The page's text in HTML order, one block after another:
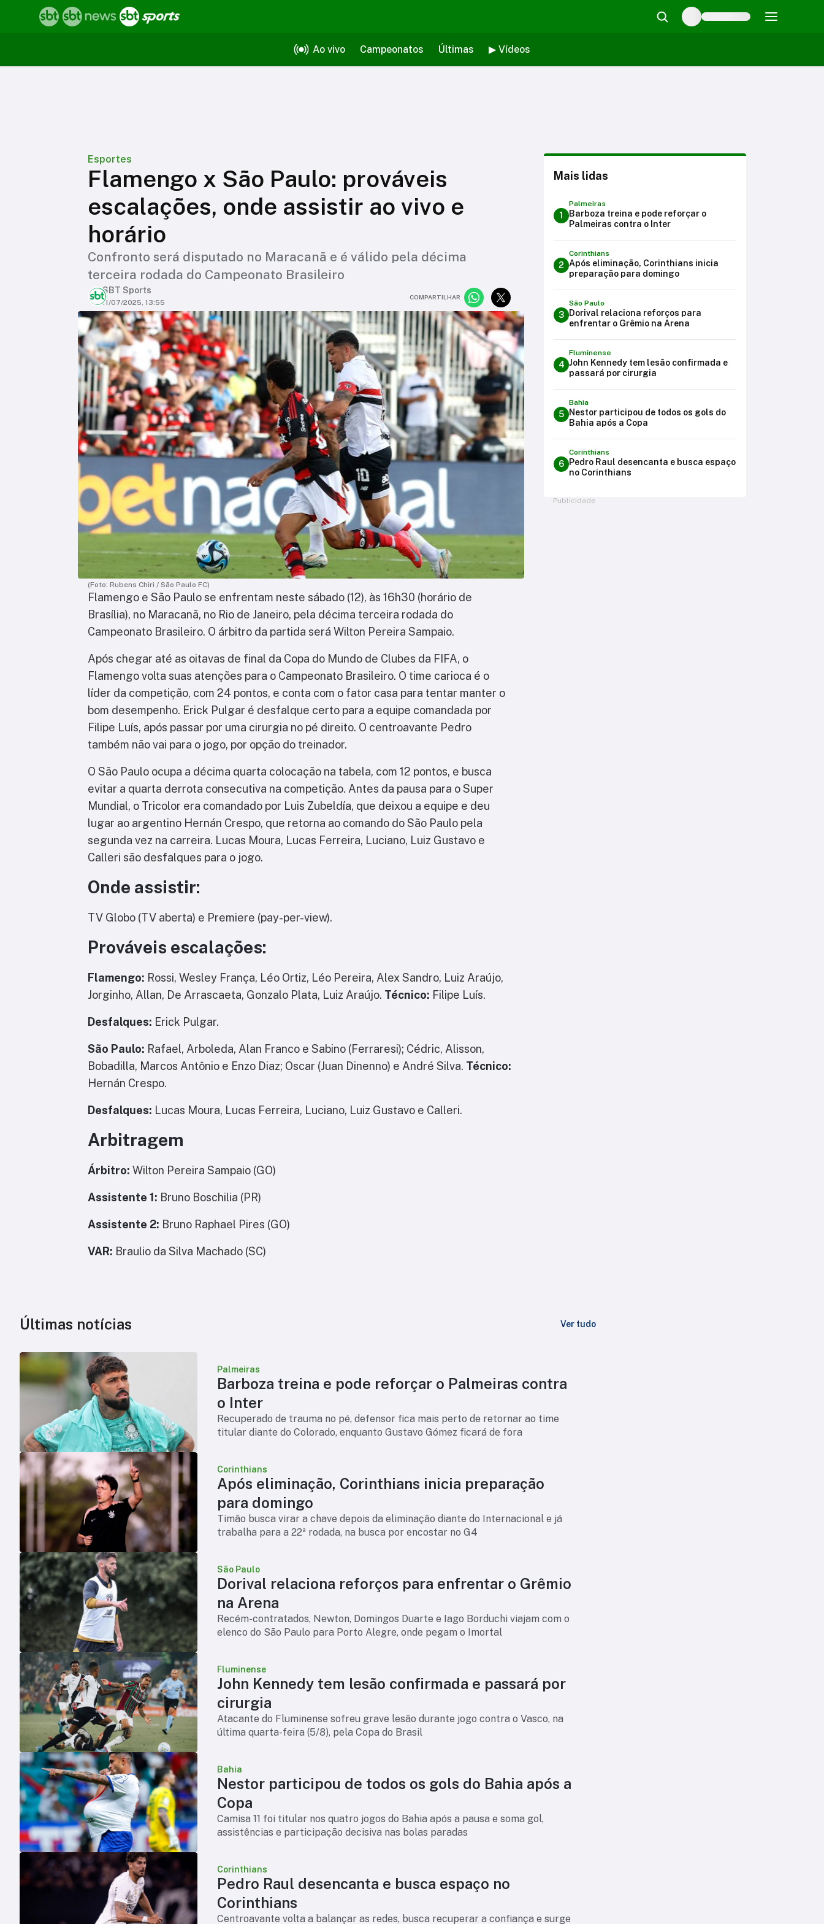
Ao vivo Campeonatos Últimas ▶ Vídeos
Esportes
Flamengo x São Paulo: prováveis
escalações, onde assistir ao vivo e
horário
Confronto será disputado no Maracanã e é válido pela décima
terceira rodada do Campeonato Brasileiro
SBT Sports
11/07/2025, 13:55
COMPARTILHAR
(Foto: Rubens Chiri / São Paulo FC)
Flamengo e São Paulo se enfrentam neste sábado (12), às 16h30 (horário de
Brasília), no Maracanã, no Rio de Janeiro, pela décima terceira rodada do
Campeonato Brasileiro. O árbitro da partida será Wilton Pereira Sampaio.
Após chegar até as oitavas de final da Copa do Mundo de Clubes da FIFA, o
Flamengo volta suas atenções para o Campeonato Brasileiro. O time carioca é o
líder da competição, com 24 pontos, e conta com o fator casa para tentar manter o
bom desempenho. Erick Pulgar é desfalque certo para a equipe comandada por
Filipe Luís, após passar por uma cirurgia no pé direito. O centroavante Pedro
também não vai para o jogo, por opção do treinador.
O São Paulo ocupa a décima quarta colocação na tabela, com 12 pontos, e busca
evitar a quarta derrota consecutiva na competição. Antes da pausa para o Super
Mundial, o Tricolor era comandado por Luis Zubeldía, que deixou a equipe e deu
lugar ao argentino Hernán Crespo, que retorna ao comando do São Paulo pela
segunda vez na carreira. Lucas Moura, Lucas Ferreira, Luciano, Luiz Gustavo e
Calleri são desfalques para o jogo.
Onde assistir:
TV Globo (TV aberta) e Premiere (pay-per-view).
Prováveis escalações:
Flamengo: Rossi, Wesley França, Léo Ortiz, Léo Pereira, Alex Sandro, Luiz Araújo,
Jorginho, Allan, De Arrascaeta, Gonzalo Plata, Luiz Araújo. Técnico: Filipe Luís.
Desfalques: Erick Pulgar.
São Paulo: Rafael, Arboleda, Alan Franco e Sabino (Ferraresi); Cédric, Alisson,
Bobadilla, Marcos Antônio e Enzo Diaz; Oscar (Juan Dinenno) e André Silva. Técnico:
Hernán Crespo.
Desfalques: Lucas Moura, Lucas Ferreira, Luciano, Luiz Gustavo e Calleri.
Arbitragem
Árbitro: Wilton Pereira Sampaio (GO)
Assistente 1: Bruno Boschilia (PR)
Assistente 2: Bruno Raphael Pires (GO)
VAR: Braulio da Silva Machado (SC)
Mais lidas
1
Palmeiras
Barboza treina e pode reforçar o
Palmeiras contra o Inter
2
Corinthians
Após eliminação, Corinthians inicia
preparação para domingo
3
São Paulo
Dorival relaciona reforços para
enfrentar o Grêmio na Arena
4
Fluminense
John Kennedy tem lesão confirmada e
passará por cirurgia
5
Bahia
Nestor participou de todos os gols do
Bahia após a Copa
6
Corinthians
Pedro Raul desencanta e busca espaço
no Corinthians
Publicidade
Últimas notícias Ver tudo
Palmeiras
Barboza treina e pode reforçar o Palmeiras contra
o Inter
Recuperado de trauma no pé, defensor fica mais perto de retornar ao time
titular diante do Colorado, enquanto Gustavo Gómez ficará de fora
Corinthians
Após eliminação, Corinthians inicia preparação
para domingo
Timão busca virar a chave depois da eliminação diante do Internacional e já
trabalha para a 22ª rodada, na busca por encostar no G4
São Paulo
Dorival relaciona reforços para enfrentar o Grêmio
na Arena
Recém-contratados, Newton, Domingos Duarte e Iago Borduchi viajam com o
elenco do São Paulo para Porto Alegre, onde pegam o Imortal
Fluminense
John Kennedy tem lesão confirmada e passará por
cirurgia
Atacante do Fluminense sofreu grave lesão durante jogo contra o Vasco, na
última quarta-feira (5/8), pela Copa do Brasil
Bahia
Nestor participou de todos os gols do Bahia após a
Copa
Camisa 11 foi titular nos quatro jogos do Bahia após a pausa e soma gol,
assistências e participação decisiva nas bolas paradas
Corinthians
Pedro Raul desencanta e busca espaço no
Corinthians
Centroavante volta a balançar as redes, busca recuperar a confiança e surge